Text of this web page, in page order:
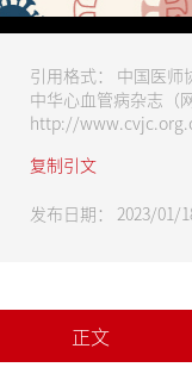
引用格式： 中国医
中华心血管病杂志（
http://
复制引文
发布日期： 2023/01/
正文